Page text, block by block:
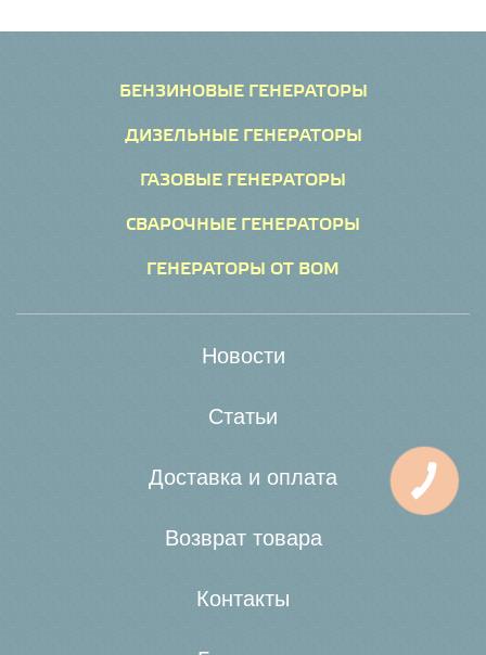
БЕНЗИНОВЫЕ ГЕНЕРАТОРЫ
ДИЗЕЛЬНЫЕ ГЕНЕРАТОРЫ
ГАЗОВЫЕ ГЕНЕРАТОРЫ
СВАРОЧНЫЕ ГЕНЕРАТОРЫ
ГЕНЕРАТОРЫ ОТ ВОМ
Новости
Статьи
Доставка и оплата
Возврат товара
Контакты